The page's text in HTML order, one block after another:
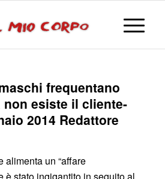
frequentano
esiste il cliente-
2014 Redattore
alimenta un “affare